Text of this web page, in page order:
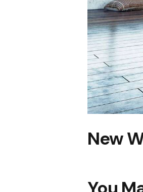
New